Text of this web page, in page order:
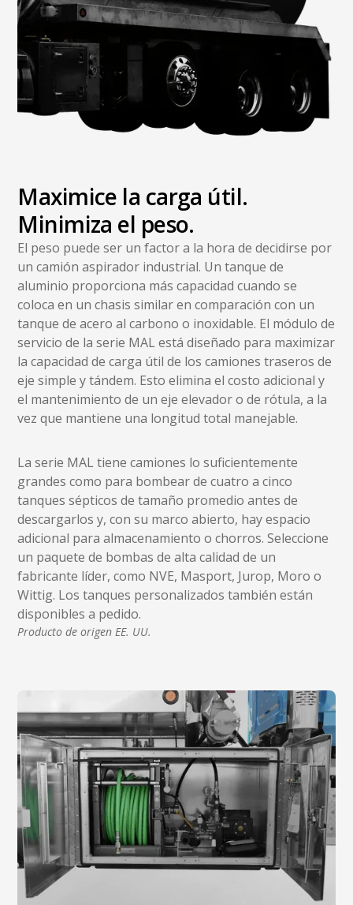
Maximice la carga útil.
Minimiza el peso.
El peso puede ser un factor a la hora de decidirse por
un camión aspirador industrial. Un tanque de
aluminio proporciona más capacidad cuando se
coloca en un chasis similar en comparación con un
tanque de acero al carbono o inoxidable. El módulo de
servicio de la serie MAL está diseñado para maximizar
la capacidad de carga útil de los camiones traseros de
eje simple y tándem. Esto elimina el costo adicional y
el mantenimiento de un eje elevador o de rótula, a la
vez que mantiene una longitud total manejable.
La serie MAL tiene camiones lo suficientemente
grandes como para bombear de cuatro a cinco
tanques sépticos de tamaño promedio antes de
descargarlos y, con su marco abierto, hay espacio
adicional para almacenamiento o chorros. Seleccione
un paquete de bombas de alta calidad de un
fabricante líder, como NVE, Masport, Jurop, Moro o
Wittig. Los tanques personalizados también están
disponibles a pedido.
Producto de origen EE. UU.